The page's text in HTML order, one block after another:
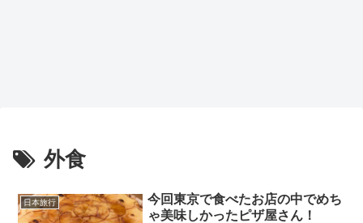
外食
日本旅行
今回東京で食べたお店の中でめち
ゃ美味しかったピザ屋さん！